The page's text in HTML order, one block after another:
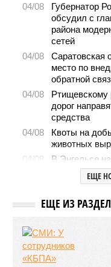
04/08
Губернатор
обсудил с
района
сетей
04/08
Саратовская
место по
обратной
04/08
Ртищевскому
дорог
средства
04/08
Квоты на
животных
04/08
В Энгельсе
стадию
капремонту
стратегий
03/08
В регионе
порядок
территорий
ЕЩЕ
ЕЩЕ ИЗ